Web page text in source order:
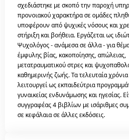
σχεδιάστηκε με σκοπό την παροχή
προνοιακού χαρακτήρα σε ομάδες
υποφέρουν από ψυχικές νόσους και
στήριξη και βοήθεια. Εργάζεται ως
Ψυχολόγος - ανάμεσα σε άλλα - για
έμφυλης βίας, κακοποίησης, απώλειας,
μετατραυματικού στρες και
καθημερινής ζωής. Τα τελευταία χρόνια
λειτουργεί ως εκπαιδεύτρια
γυναικείας ενδυνάμωσης και ηγεσίας.
συγγραφέας 4 βιβλίων με ισάριθμες
σε κεφάλαια σε άλλες εκδόσεις.